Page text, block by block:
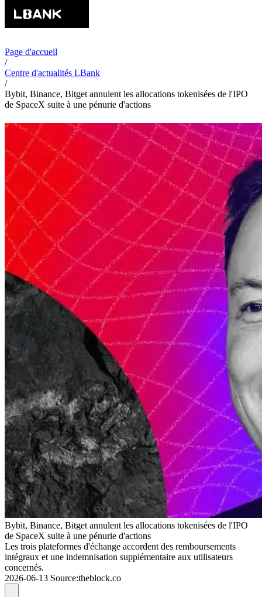
Page d'accueil
/
Centre d'actualités LBank
/
Bybit, Binance, Bitget annulent les allocations tokenisées de l'IPO
de SpaceX suite à une pénurie d'actions
Bybit, Binance, Bitget annulent les allocations tokenisées de l'IPO
de SpaceX suite à une pénurie d'actions
Les trois plateformes d'échange accordent des remboursements
intégraux et une indemnisation supplémentaire aux utilisateurs
concernés.
2026-06-13 Source:theblock.co